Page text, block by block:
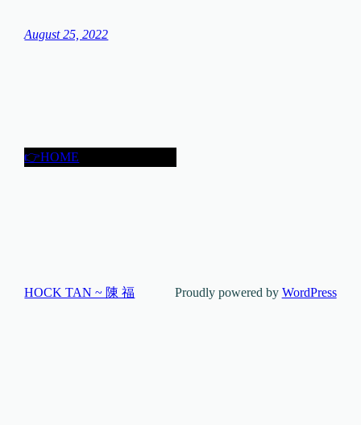
August 25, 2022
👉HOME
HOCK TAN ~ 陳 福 Proudly powered by WordPress